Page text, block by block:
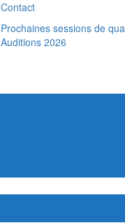
Contact
Prochaines sessions de
Auditions 2026